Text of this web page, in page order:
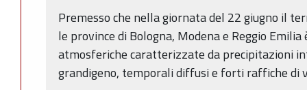
Premesso che nella giornata del 22 giugno il
le province di Bologna, Modena e Reggio
atmosferiche caratterizzate da precipitazioni
grandigeno, temporali diffusi e forti raffiche di